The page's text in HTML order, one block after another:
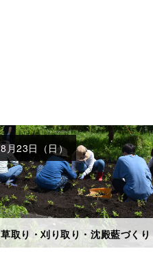
草取り・刈り取り・沈殿藍づくり
8月23日（日）